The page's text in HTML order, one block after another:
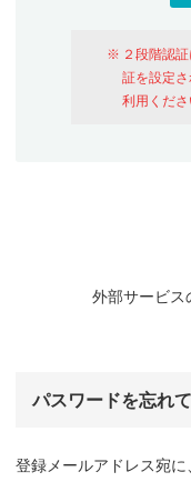
２段階認
証を設定
利用くださ
外部サービス
パスワードを忘れ
登録メールアドレス宛